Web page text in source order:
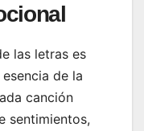
las letras es
de la
canción
sentimientos,